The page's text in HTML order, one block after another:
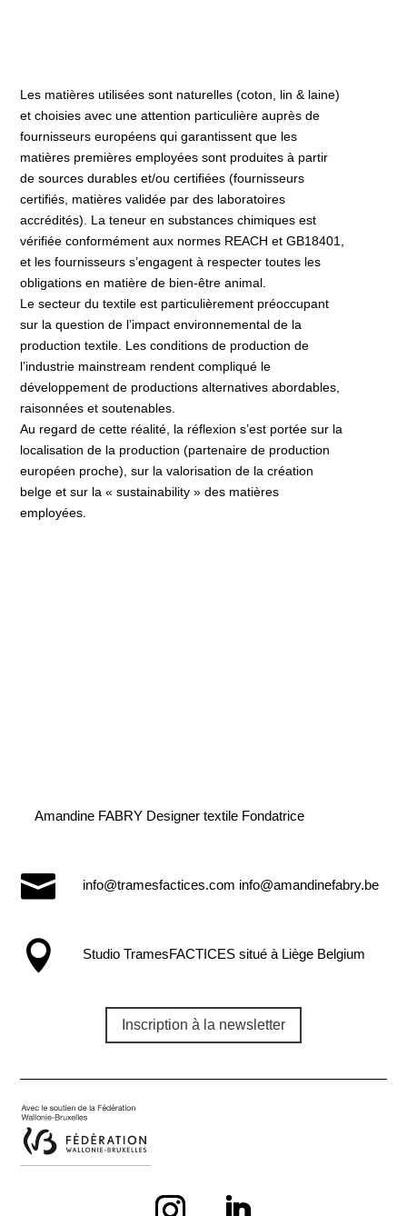
Les matières utilisées sont naturelles (coton, lin & laine)
et choisies avec une attention particulière auprès de
fournisseurs européens qui garantissent que les
matières premières employées sont produites à partir
de sources durables et/ou certifiées (fournisseurs
certifiés, matières validée par des laboratoires
accrédités). La teneur en substances chimiques est
vérifiée conformément aux normes REACH et GB18401,
et les fournisseurs s’engagent à respecter toutes les
obligations en matière de bien-être animal.
Le secteur du textile est particulièrement préoccupant
sur la question de l’impact environnemental de la
production textile. Les conditions de production de
l’industrie mainstream rendent compliqué le
développement de productions alternatives abordables,
raisonnées et soutenables.
Au regard de cette réalité, la réflexion s’est portée sur la
localisation de la production (partenaire de production
européen proche), sur la valorisation de la création
belge et sur la « sustainability » des matières
employées.
Amandine FABRY Designer textile Fondatrice
 info@tramesfactices.com info@amandinefabry.be
 Studio TramesFACTICES situé à Liège Belgium
Inscription à la newsletter